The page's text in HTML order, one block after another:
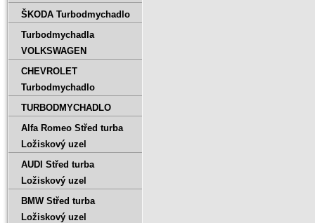
ŠKODA Turbodmychadlo
Turbodmychadla
VOLKSWAGEN
CHEVROLET
Turbodmychadlo
TURBODMYCHADLO
Alfa Romeo Střed turba
Ložiskový uzel
AUDI Střed turba
Ložiskový uzel
BMW Střed turba
Ložiskový uzel